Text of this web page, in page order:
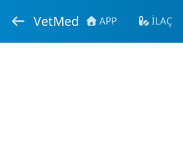
VetMed APP İLAÇ